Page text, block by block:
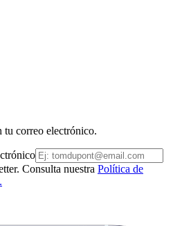
tu correo electrónico.
Consulta nuestra Política de